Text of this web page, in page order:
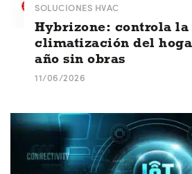
SOLUCIONES HVAC
Hybrizone: controla la
climatización del
año sin obras
11/06/2026